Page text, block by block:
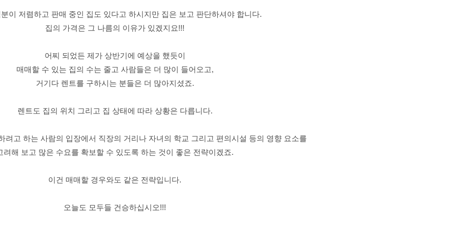
이 저렴하고 판매 중인 집도 있다고 하시지만 집은 보고 판단하셔야 합니다.
집의 가격은 그 나름의 이유가 있겠지요!!!
어찌 되었든 제가 상반기에 예상을 했듯이
매매할 수 있는 집의 수는 줄고 사람들은 더 많이 들어오고,
거기다 렌트를 구하시는 분들은 더 많아지셨죠.
렌트도 집의 위치 그리고 집 상태에 따라 상황은 다릅니다.
려고 하는 사람의 입장에서 직장의 거리나 자녀의 학교 그리고 편의시설 등의 영향 요소를
려해 보고 많은 수요를 확보할 수 있도록 하는 것이 좋은 전략이겠죠.
이건 매매할 경우와도 같은 전략입니다.
오늘도 모두들 건승하십시오!!!